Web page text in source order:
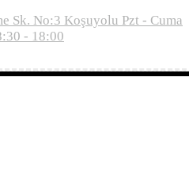
Sk. No:3 Koşuyolu Pzt - Cuma
- 18:00